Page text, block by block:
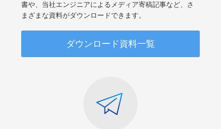
書や、当社エンジニアによるメディア寄稿記事など、さ
まざまな資料がダウンロードできます。
ダウンロード資料一覧